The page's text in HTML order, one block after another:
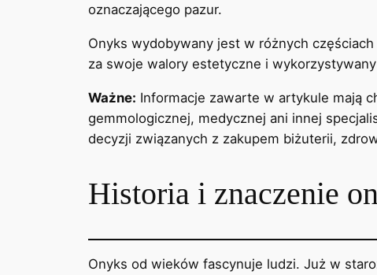
oznaczającego pazur.
Onyks wydobywany jest w różnych
za swoje walory estetyczne i
Ważne: Informacje zawarte w artykule mają
gemmologicznej, medycznej ani innej
decyzji związanych z zakupem biżuterii,
Historia i znaczenie
Onyks od wieków fascynuje ludzi. Już w